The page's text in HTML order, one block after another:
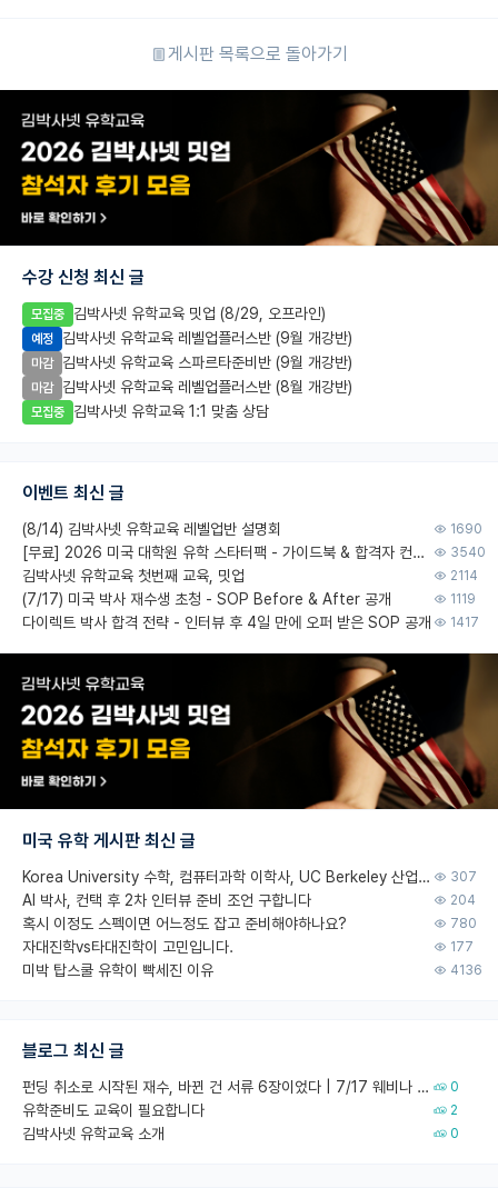
게시판 목록으로 돌아가기
수강 신청 최신 글
모집중 김박사넷 유학교육 밋업 (8/29, 오프라인)
예정 김박사넷 유학교육 레벨업플러스반 (9월 개강반)
마감 김박사넷 유학교육 스파르타준비반 (9월 개강반)
마감 김박사넷 유학교육 레벨업플러스반 (8월 개강반)
모집중 김박사넷 유학교육 1:1 맞춤 상담
이벤트 최신 글
(8/14) 김박사넷 유학교육 레벨업반 설명회 1690
[무료] 2026 미국 대학원 유학 스타터팩 - 가이드북 & 합격자 컨택메일 템플릿 3540
김박사넷 유학교육 첫번째 교육, 밋업 2114
(7/17) 미국 박사 재수생 초청 - SOP Before & After 공개 1119
다이렉트 박사 합격 전략 - 인터뷰 후 4일 만에 오퍼 받은 SOP 공개 1417
미국 유학 게시판 최신 글
Korea University 수학, 컴퓨터과학 이학사, UC Berkeley 산업공학 대학원 공학박사가 되는 것은 쉽지 않겠죠? 307
AI 박사, 컨택 후 2차 인터뷰 준비 조언 구합니다 204
혹시 이정도 스펙이면 어느정도 잡고 준비해야하나요? 780
자대진학vs타대진학이 고민입니다. 177
미박 탑스쿨 유학이 빡세진 이유 4136
블로그 최신 글
펀딩 취소로 시작된 재수, 바뀐 건 서류 6장이었다 | 7/17 웨비나 회고 0
유학준비도 교육이 필요합니다 2
김박사넷 유학교육 소개 0